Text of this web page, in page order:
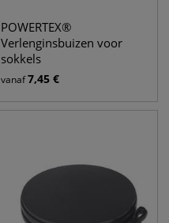
POWERTEX®
Verlenginsbuizen voor
sokkels
vanaf7,45 €